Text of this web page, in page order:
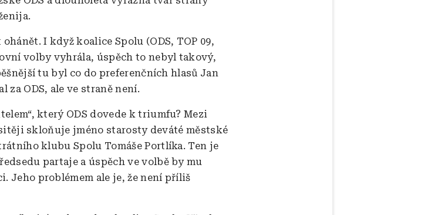
ohánět. I když koalice Spolu (ODS, TOP 09,
volby vyhrála, úspěch to nebyl takový,
tu byl co do preferenčních hlasů Jan
ODS, ale ve straně není.
který ODS dovede k triumfu? Mezi
skloňuje jméno starosty deváté městské
klubu Spolu Tomáše Portlíka. Ten je
partaje a úspěch ve volbě by mu
Jeho problémem ale je, že není příliš